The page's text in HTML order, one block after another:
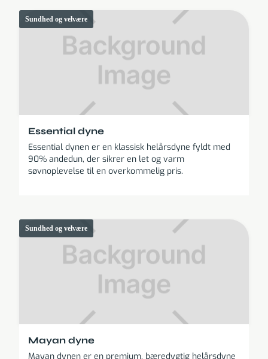
Essential dyne
Essential dynen er en klassisk helårsdyne fyldt med
90% andedun, der sikrer en let og varm
søvnoplevelse til en overkommelig pris.
Sundhed og velvære
Mayan dyne
Mayan dynen er en premium, bæredygtig helårsdyne
Sundhed og velvære